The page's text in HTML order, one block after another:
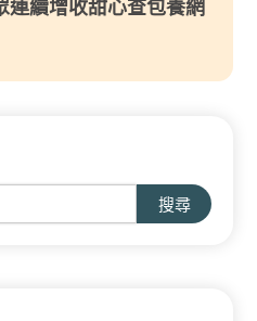
續增收甜心查包養網
搜尋